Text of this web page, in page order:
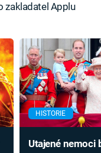
zakladatel Applu
HISTORIE
Utajené nemoci